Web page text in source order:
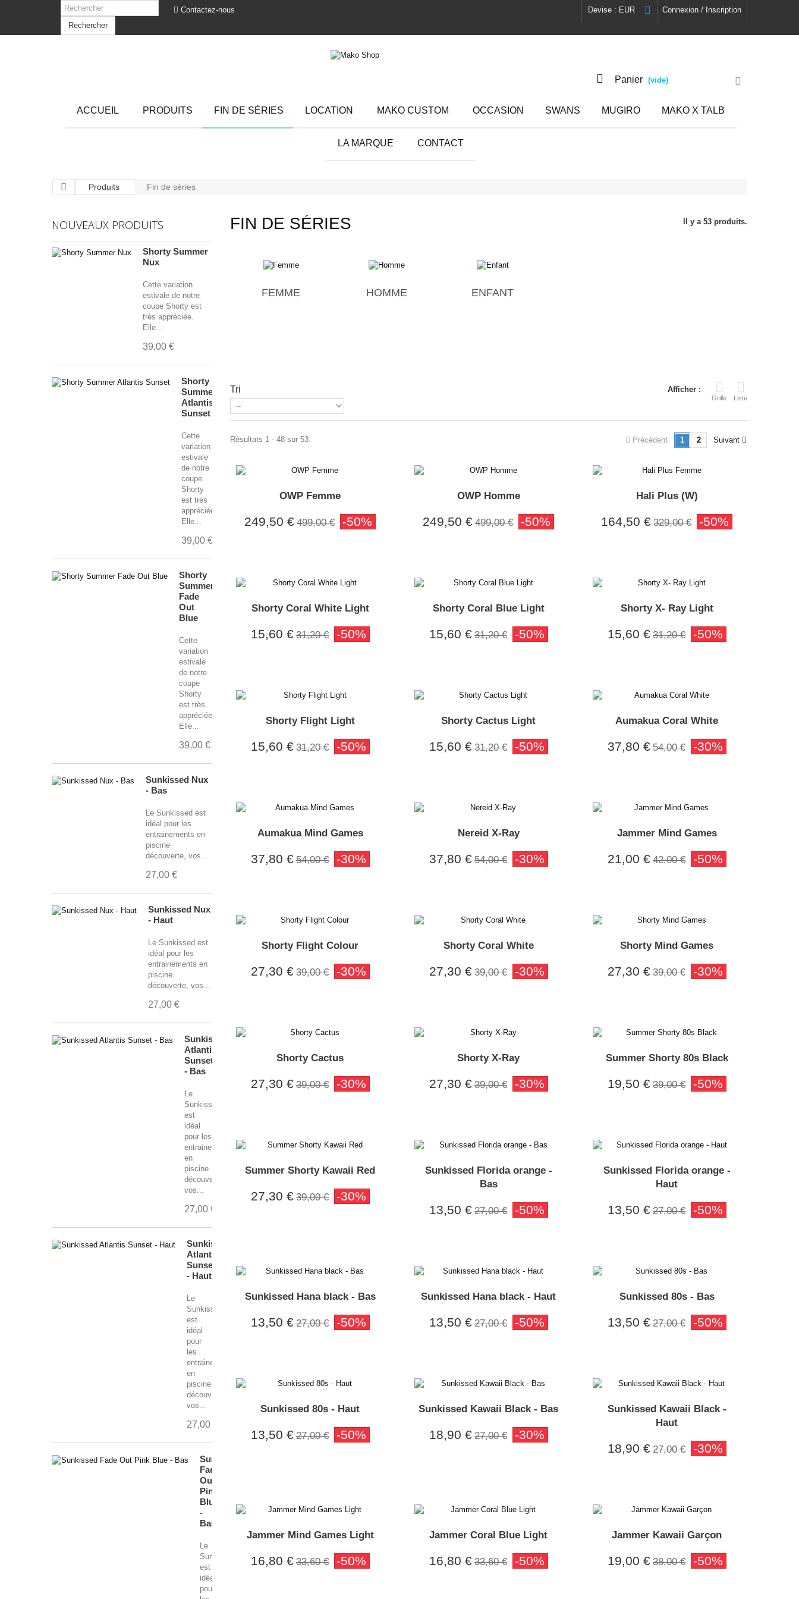
Rechercher
Connexion / Inscription
Devise : EUR
Contactez-nous
Panier (vide)
ACCUEIL PRODUITS FIN DE SÉRIES LOCATION MAKO CUSTOM OCCASION SWANS MUGIRO MAKO X TALB
LA MARQUE CONTACT
Produits Fin de séries
NOUVEAUX PRODUITS
Shorty Summer
Nux
Cette variation
estivale de notre
coupe Shorty est
très appréciée.
Elle...
39,00 €
Shorty
Summer
Atlantis
Sunset
Cette
variation
estivale
de notre
coupe
Shorty
est très
appréciée.
Elle...
39,00 €
Shorty
Summer
Fade
Out
Blue
Cette
variation
estivale
de notre
coupe
Shorty
est très
appréciée.
Elle...
39,00 €
Sunkissed Nux
- Bas
Le Sunkissed est
idéal pour les
entrainements en
piscine
découverte, vos...
27,00 €
Sunkissed Nux
- Haut
Le Sunkissed est
idéal pour les
entrainements en
piscine
découverte, vos...
27,00 €
Sunkissed
Atlantis
Sunset
- Bas
Le
Sunkissed
est
idéal
pour les
entrainements
en
piscine
découverte,
vos...
27,00 €
Sunkissed
Atlantis
Sunset
- Haut
Le
Sunkissed
est
idéal
pour
les
entrainements
en
piscine
découverte,
vos...
27,00 €
Sunkissed
Fade
Out
Pink
Blue
-
Bas
Le
Sunkissed
est
idéal
pour
FIN DE SÉRIES Il y a 53 produits.
FEMME HOMME ENFANT
Afficher :
Grille Liste
Tri
Précédent 1 2 Suivant
Résultats 1 - 48 sur 53.
OWP Femme
249,50 € 499,00 € -50%
OWP Homme
249,50 € 499,00 € -50%
Hali Plus (W)
164,50 € 329,00 € -50%
Shorty Coral White Light
15,60 € 31,20 € -50%
Shorty Coral Blue Light
15,60 € 31,20 € -50%
Shorty X- Ray Light
15,60 € 31,20 € -50%
Shorty Flight Light
15,60 € 31,20 € -50%
Shorty Cactus Light
15,60 € 31,20 € -50%
Aumakua Coral White
37,80 € 54,00 € -30%
Aumakua Mind Games
37,80 € 54,00 € -30%
Nereid X-Ray
37,80 € 54,00 € -30%
Jammer Mind Games
21,00 € 42,00 € -50%
Shorty Flight Colour
27,30 € 39,00 € -30%
Shorty Coral White
27,30 € 39,00 € -30%
Shorty Mind Games
27,30 € 39,00 € -30%
Shorty Cactus
27,30 € 39,00 € -30%
Shorty X-Ray
27,30 € 39,00 € -30%
Summer Shorty 80s Black
19,50 € 39,00 € -50%
Summer Shorty Kawaii Red
27,30 € 39,00 € -30%
Sunkissed Florida orange -
Bas
13,50 € 27,00 € -50%
Sunkissed Florida orange -
Haut
13,50 € 27,00 € -50%
Sunkissed Hana black - Bas
13,50 € 27,00 € -50%
Sunkissed Hana black - Haut
13,50 € 27,00 € -50%
Sunkissed 80s - Bas
13,50 € 27,00 € -50%
Sunkissed 80s - Haut
13,50 € 27,00 € -50%
Sunkissed Kawaii Black - Bas
18,90 € 27,00 € -30%
Sunkissed Kawaii Black -
Haut
18,90 € 27,00 € -30%
Jammer Mind Games Light
16,80 € 33,60 € -50%
Jammer Coral Blue Light
16,80 € 33,60 € -50%
Jammer Kawaii Garçon
19,00 € 38,00 € -50%